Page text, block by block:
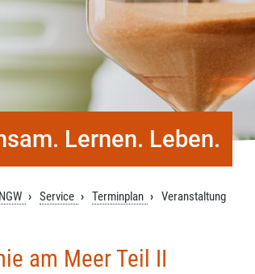
Lernen. Leben.
NGW Service Terminplan Veranstaltung
am Meer Teil II